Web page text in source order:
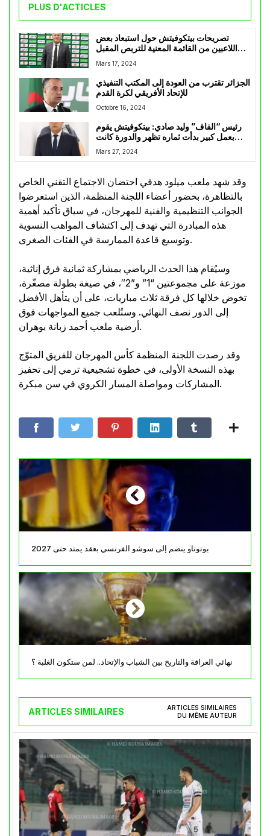
PLUS D'ACTICLES
تصريحات بيتكوفيتش حول استبعاد بعض
اللاعبين من القائمة المعنية للتربص المقبل
لمنتخب الخضر
Mars 17, 2024
الجزائر تقترب من العودة إلى المكتب التنفيذي
للإتحاد الأفريقي لكرة القدم
Octobre 16, 2024
رئيس “الفاف” وليد صادي: بيتكوفيتش يقوم
بعمل كبير بدأت ثماره تظهر والدورة كانت
ناجحة تنظيميا
Mars 27, 2024
وقد شهد ملعب ميلود هدفي احتضان الاجتماع التقني الخاص
بالتظاهرة، بحضور أعضاء اللجنة المنظمة، الذين استعرضوا
الجوانب التنظيمية والفنية للمهرجان، في سياق تأكيد أهمية
هذه المبادرة التي تهدف إلى اكتشاف المواهب النسوية
وتوسيع قاعدة الممارسة في الفئات الصغرى.
وسيُقام هذا الحدث الرياضي بمشاركة ثمانية فرق إناثية،
موزعة على مجموعتين “1” و”2″، في صيغة بطولة مصغّرة،
تخوض خلالها كل فرقة ثلاث مباريات، على أن يتأهل الأفضل
إلى الدور نصف النهائي. وستُلعب جميع المواجهات فوق
أرضية ملعب أحمد زبانة بوهران.
وقد رصدت اللجنة المنظمة كأس المهرجان للفريق المتوّج
بهذه النسخة الأولى، في خطوة تشجيعية ترمي إلى تحفيز
المشاركات ومواصلة المسار الكروي في سن مبكرة.
بوتوتاو ينضم إلى سوشو الفرنسي بعقد يمتد حتى 2027
نهائي العراقة والتاريخ بين الشباب والإتحاد.. لمن ستكون الغلبة ؟
ARTICLES SIMILAIRES
ARTICLES SIMILAIRES
DU MÊME AUTEUR